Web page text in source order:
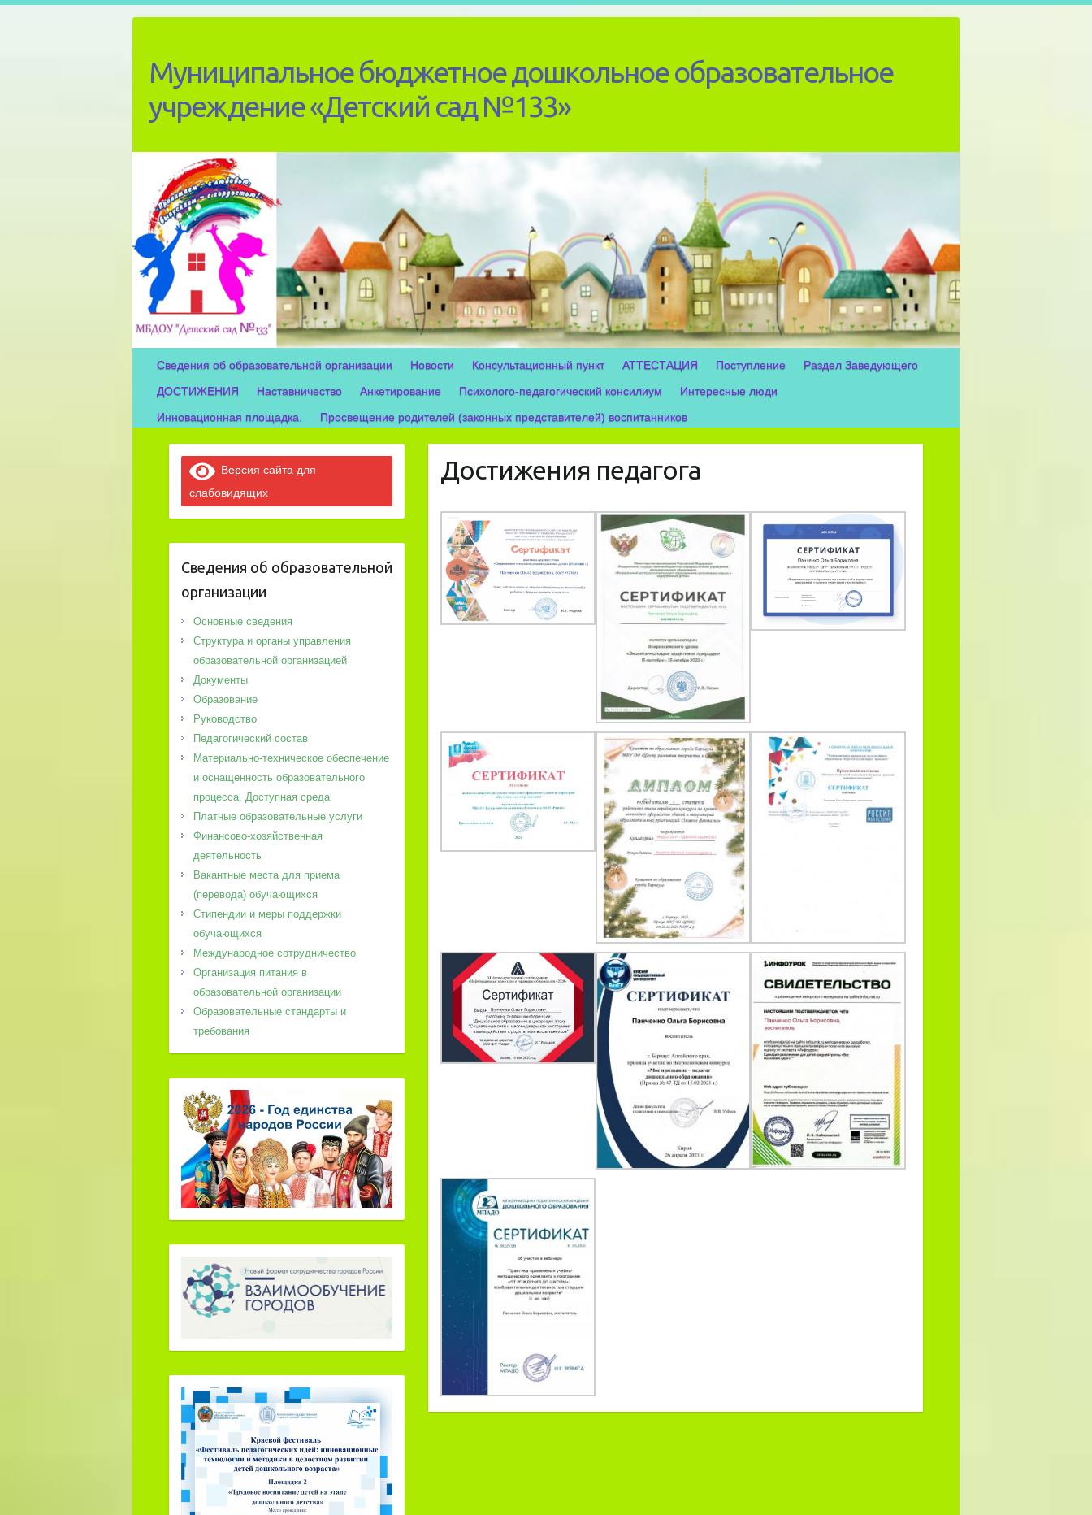
Муниципальное бюджетное дошкольное образовательное
учреждение «Детский сад №133»
Сведения об образовательной организации Новости Консультационный пункт АТТЕСТАЦИЯ Поступление
Раздел Заведующего
ДОСТИЖЕНИЯ
Наставничество Анкетирование Психолого-педагогический консилиум
Интересные люди
Инновационная площадка.
Просвещение родителей (законных представителей) воспитанников
Достижения педагога
Версия сайта для
слабовидящих
Сведения об образовательной
организации
Основные сведения
Структура и органы управления
образовательной организацией
Документы
Образование
Руководство
Педагогический состав
Материально-техническое обеспечение
и оснащенность образовательного
процесса. Доступная среда
Платные образовательные услуги
Финансово-хозяйственная
деятельность
Вакантные места для приема
(перевода) обучающихся
Стипендии и меры поддержки
обучающихся
Международное сотрудничество
Организация питания в
образовательной организации
Образовательные стандарты и
требования